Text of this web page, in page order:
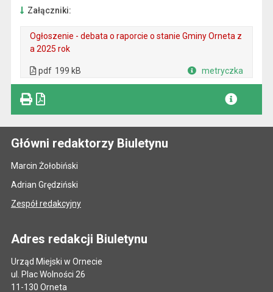
Załączniki:
Ogłoszenie - debata o raporcie o stanie Gminy Orneta z
a 2025 rok
pdf 199 kB metryczka
Główni redaktorzy Biuletynu
Marcin Żołobiński
Adrian Grędziński
Zespół redakcyjny
Adres redakcji Biuletynu
Urząd Miejski w Ornecie
ul. Plac Wolności 26
11-130 Orneta